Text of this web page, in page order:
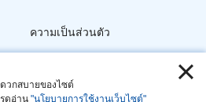
วกสบายของไซต์
ดอ่าน "นโยบายการใช้งานเว็บไซต์"
ความเป็นส่วนตัว
​ ​